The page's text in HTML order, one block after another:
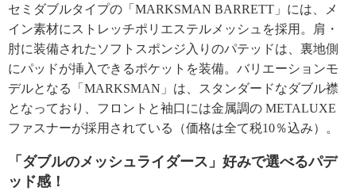
セミダブルタイプの「MARKSMAN BARRETT」には、メ
イン素材にストレッチポリエステルメッシュを採用。肩・
肘に装備されたソフトスポンジ入りのパテッドは、裏地側
にパッドが挿入できるポケットを装備。バリエーションモ
デルとなる「MARKSMAN」は、スタンダードなダブル襟
となっており、フロントと袖口には金属調の METALUXE
ファスナーが採用されている（価格は全て税10％込み）。
「ダブルのメッシュライダース」好みで選べるパデ
ッド感！